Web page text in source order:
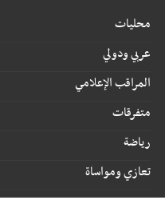
محليات
عربي ودولي
المراقب الإعلامي
متفرقات
رياضة
تعازي ومواساة